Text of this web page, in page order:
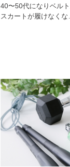
40〜50代になりベル
スカートが履けなく